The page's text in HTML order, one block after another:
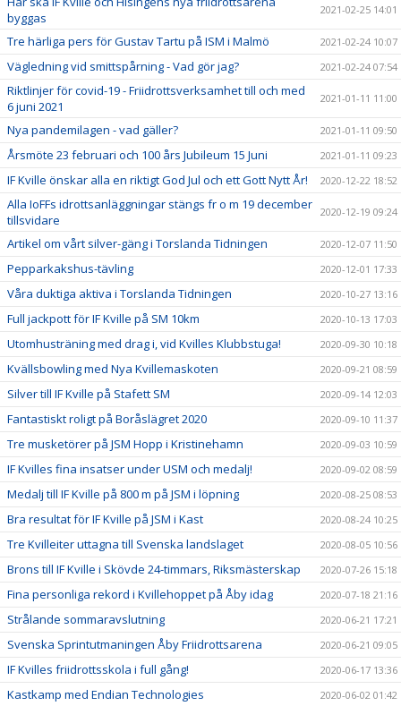
byggas
2021-02-25 14:01
Tre härliga pers för Gustav Tartu på ISM i Malmö 2021-02-24 10:07
Vägledning vid smittspårning - Vad gör jag? 2021-02-24 07:54
Riktlinjer för covid-19 - Friidrottsverksamhet till och med
6 juni 2021
2021-01-11 11:00
Nya pandemilagen - vad gäller? 2021-01-11 09:50
Årsmöte 23 februari och 100 års Jubileum 15 Juni 2021-01-11 09:23
IF Kville önskar alla en riktigt God Jul och ett Gott Nytt År! 2020-12-22 18:52
Alla IoFFs idrottsanläggningar stängs fr o m 19 december
tillsvidare
2020-12-19 09:24
Artikel om vårt silver-gäng i Torslanda Tidningen 2020-12-07 11:50
Pepparkakshus-tävling 2020-12-01 17:33
Våra duktiga aktiva i Torslanda Tidningen 2020-10-27 13:16
Full jackpott för IF Kville på SM 10km 2020-10-13 17:03
Utomhusträning med drag i, vid Kvilles Klubbstuga! 2020-09-30 10:18
Kvällsbowling med Nya Kvillemaskoten 2020-09-21 08:59
Silver till IF Kville på Stafett SM 2020-09-14 12:03
Fantastiskt roligt på Boråslägret 2020 2020-09-10 11:37
Tre musketörer på JSM Hopp i Kristinehamn 2020-09-03 10:59
IF Kvilles fina insatser under USM och medalj! 2020-09-02 08:59
Medalj till IF Kville på 800 m på JSM i löpning 2020-08-25 08:53
Bra resultat för IF Kville på JSM i Kast 2020-08-24 10:25
Tre Kvilleiter uttagna till Svenska landslaget 2020-08-05 10:56
Brons till IF Kville i Skövde 24-timmars, Riksmästerskap 2020-07-26 15:18
Fina personliga rekord i Kvillehoppet på Åby idag 2020-07-18 21:16
Strålande sommaravslutning 2020-06-21 17:21
Svenska Sprintutmaningen Åby Friidrottsarena 2020-06-21 09:05
IF Kvilles friidrottsskola i full gång! 2020-06-17 13:36
Kastkamp med Endian Technologies 2020-06-02 01:42